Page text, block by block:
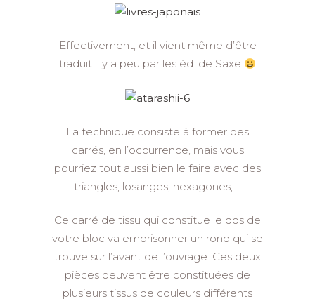
Effectivement, et il vient même d’être
traduit il y a peu par les éd. de Saxe
La technique consiste à former des
carrés, en l’occurrence, mais vous
pourriez tout aussi bien le faire avec des
triangles, losanges, hexagones,….
Ce carré de tissu qui constitue le dos de
votre bloc va emprisonner un rond qui se
trouve sur l’avant de l’ouvrage. Ces deux
pièces peuvent être constituées de
plusieurs tissus de couleurs différents